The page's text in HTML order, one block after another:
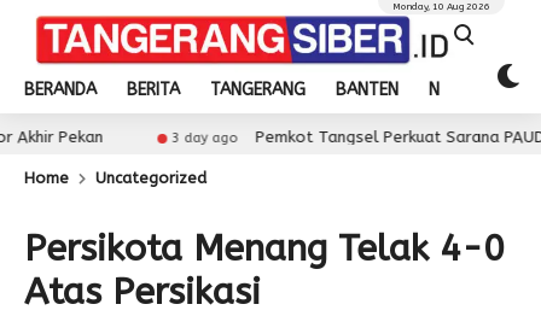
BERANDA BERITA TANGERANG BANTEN NASIONAL
Monday, 10 Aug 2026
3 day ago Pemkot Tangsel Perkuat Sarana PAUD, Dorong
Home Uncategorized
Persikota Menang Telak 4-0
Atas Persikasi